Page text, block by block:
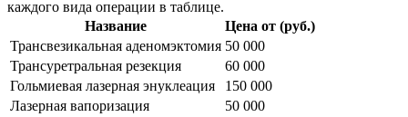
каждого вида операции в таблице.
Название
Цена от (руб.)
Трансвезикальная аденомэктомия 50 000
Трансуретральная резекция
60 000
Гольмиевая лазерная энуклеация
150 000
Лазерная вапоризация
50 000